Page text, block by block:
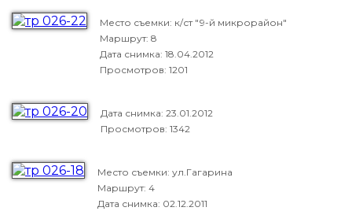
Место съемки: к/ст "9-й микрорайон"
Маршрут: 8
Дата снимка: 18.04.2012
Просмотров: 1201
Дата снимка: 23.01.2012
Просмотров: 1342
Место съемки: ул.Гагарина
Маршрут: 4
Дата снимка: 02.12.2011